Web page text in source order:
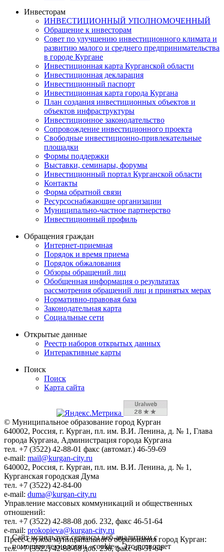
Инвесторам
ИНВЕСТИЦИОННЫЙ УПОЛНОМОЧЕННЫЙ
Обращение к инвесторам
Совет по улучшению инвестиционного климата и
развитию малого и среднего предпринимательства
в городе Кургане
Инвестиционная карта Курганской области
Инвестиционная декларация
Инвестиционный паспорт
Инвестиционная карта города Кургана
План создания инвестиционных объектов и
объектов инфраструктуры
Инвестиционное законодательство
Сопровождение инвестиционного проекта
Свободные инвестиционно-привлекательные
площадки
Формы поддержки
Выставки, семинары, форумы
Инвестиционный портал Курганской области
Контакты
Форма обратной связи
Ресурсоснабжающие организации
Муниципально-частное партнерство
Инвестиционный профиль
Обращения граждан
Интернет-приемная
Порядок и время приема
Порядок обжалования
Обзоры обращений лиц
Обобщенная информация о результатах
рассмотрения обращений лиц и принятых мерах
Нормативно-правовая база
Законодательная карта
Социальные сети
Открытые данные
Реестр наборов открытых данных
Интерактивные карты
Поиск
Поиск
Карта сайта
© Муниципальное образование город Курган
640002, Россия, г. Курган, пл. им. В.И. Ленина, д. № 1, Глава
города Кургана, Администрация города Кургана
тел. +7 (3522) 42-88-01 факс (автомат.) 46-59-69
e-mail: mail@kurgan-city.ru
640002, Россия, г. Курган, пл. им. В.И. Ленина, д. № 1,
Курганская городская Дума
тел. +7 (3522) 42-84-00
e-mail: duma@kurgan-city.ru
Управление массовых коммуникаций и общественных
отношений:
тел. +7 (3522) 42-88-08 доб. 232, факс 46-51-64
e-mail: prokopieva@kurgan-city.ru
Пресс-служба муниципального образования город Курган:
тел. +7 (3522) 42-88-08 доб. 236, факс 46-51-64
Сайт использует сервисы веб-аналитики с
помощью технологии «cookie». Это позволяет